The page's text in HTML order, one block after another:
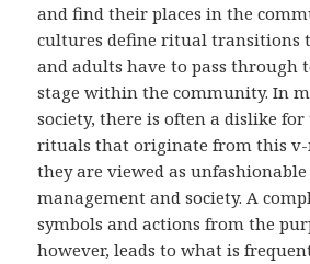
and find their places in the
cultures define ritual transitions
and adults have to pass through
stage within the community. In
society, there is often a dislike for
rituals that originate from this v-
they are viewed as
management and society. A
symbols and actions from the
however, leads to what is